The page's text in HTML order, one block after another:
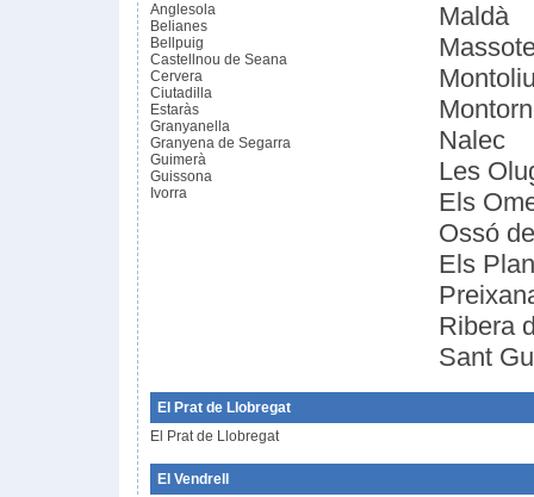
Anglesola
Belianes
Bellpuig
Castellnou de Seana
Cervera
Ciutadilla
Estaràs
Granyanella
Granyena de Segarra
Guimerà
Guissona
Ivorra
Maldà
Nalec
Les
Els
Ossó
Els
Ribera
Sant
El Prat de Llobregat
El Prat de Llobregat
El Vendrell